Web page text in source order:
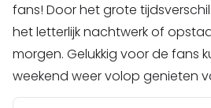
fans! Door het grote
het letterlijk nachtwerk of
morgen. Gelukkig voor de fans
weekend weer volop genieten